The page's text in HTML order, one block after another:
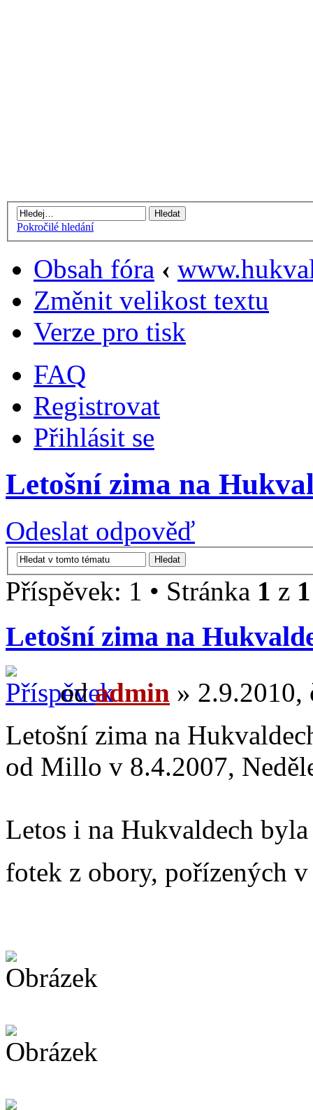
Pokročilé hledání
Obsah fóra ‹
Změnit velikost textu
Verze pro tisk
FAQ
Registrovat
Přihlásit se
Letošní zima na
Odeslat odpověď
Příspěvek: 1 • Stránka 1 z 1
Letošní zima na
odadmin » 2.9.2010,
Letošní zima na
od Millo v 8.4.2007,
Letos i na Hukvaldech
fotek z obory, pořízených